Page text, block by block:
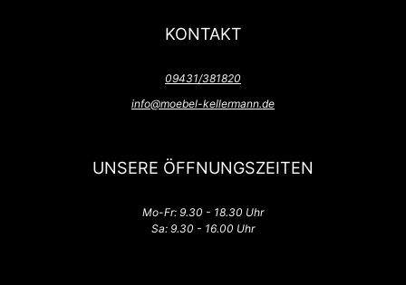
KONTAKT
09431/381820
info@moebel-kellermann.de
UNSERE ÖFFNUNGSZEITEN
Mo-Fr: 9.30 - 18.30 Uhr
Sa: 9.30 - 16.00 Uhr